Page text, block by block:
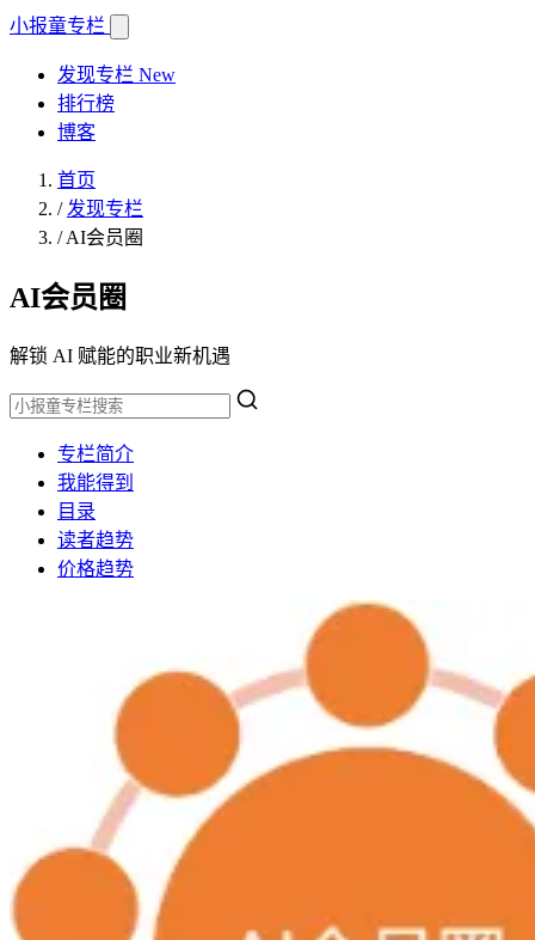
小报童专栏
发现专栏 New
排行榜
博客
首页
/ 发现专栏
/AI会员圈
AI会员圈
解锁 AI 赋能的职业新机遇
专栏简介
我能得到
目录
读者趋势
价格趋势